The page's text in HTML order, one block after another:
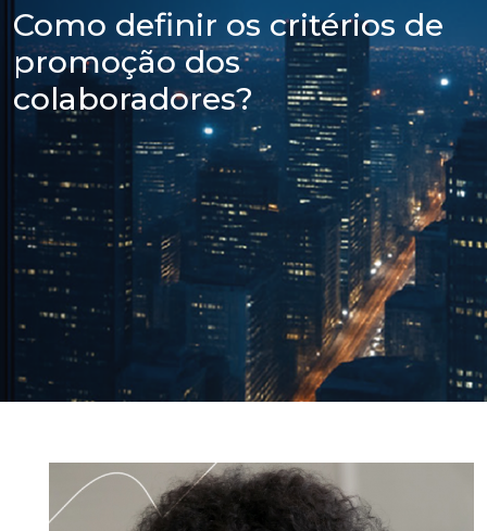
Como definir os critérios de
promoção dos
colaboradores?